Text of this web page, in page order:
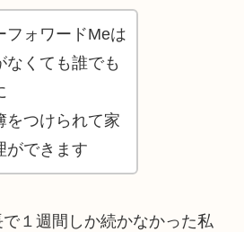
フォワードMeは
なくても誰でも
をつけられて家
ができます
１週間しか続かなかった私